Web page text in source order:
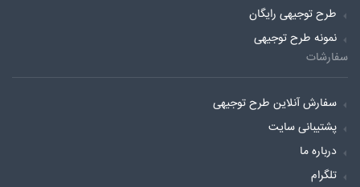
طرح توجیهی رایگان
نمونه طرح توجیهی
سفارشات
سفارش آنلاین طرح توجیهی
پشتیبانی سایت
درباره ما
تلگرام